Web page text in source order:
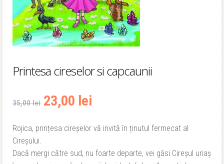
Printesa cireselor si capcaunii
35,00lei Prețul
inițial
23,00 lei
curent
Rojica, prințesa cireșelor vă invită în ținutul fermecat al
Cireșului.
Dacă mergi către sud, nu foarte departe, vei găsi Cireșul uriaș